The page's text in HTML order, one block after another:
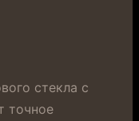
стекла с
точное